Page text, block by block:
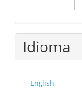
Idioma
English